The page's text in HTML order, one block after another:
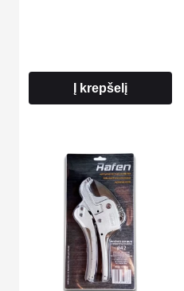
Į krepšelį